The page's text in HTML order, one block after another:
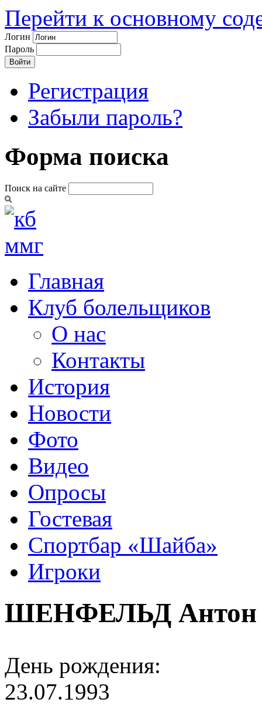
Перейти к основному
Логин
Пароль
Регистрация
Забыли пароль?
Форма поиска
Поиск на сайте
Главная
Клуб болельщиков
О нас
Контакты
История
Новости
Фото
Видео
Опросы
Гостевая
Спортбар «Шайба»
Игроки
ШЕНФЕЛЬД Антон
День рождения:
23.07.1993